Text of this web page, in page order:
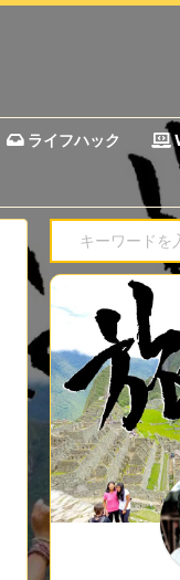
ライフハック